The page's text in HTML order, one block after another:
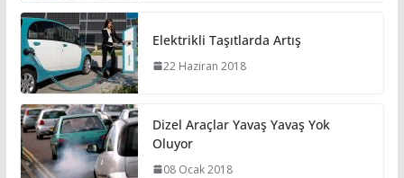
Elektrikli Taşıtlarda Artış
22 Haziran 2018
Dizel Araçlar Yavaş Yavaş Yok
Oluyor
08 Ocak 2018